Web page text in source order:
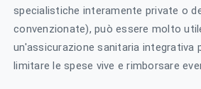
specialistiche interamente private o
convenzionate), può essere molto
un'assicurazione sanitaria integrativa
limitare le spese vive e rimborsare